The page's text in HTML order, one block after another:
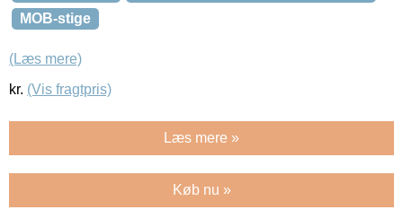
MOB-stige
(Læs mere)
kr. (Vis fragtpris)
Læs mere »
Køb nu »